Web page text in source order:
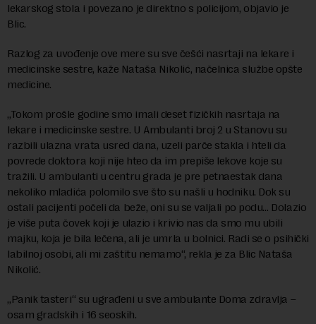
lekarskog stola i povezano je direktno s policijom, objavio je
Blic.
Razlog za uvođenje ove mere su sve češći nasrtaji na lekare i
medicinske sestre, kaže Nataša Nikolić, načelnica službe opšte
medicine.
„Tokom prošle godine smo imali deset fizičkih nasrtaja na
lekare i medicinske sestre. U Ambulanti broj 2 u Stanovu su
razbili ulazna vrata usred dana, uzeli parče stakla i hteli da
povrede doktora koji nije hteo da im prepiše lekove koje su
tražili. U ambulanti u centru grada je pre petnaestak dana
nekoliko mladića polomilo sve što su našli u hodniku. Dok su
ostali pacijenti počeli da beže, oni su se valjali po podu… Dolazio
je više puta čovek koji je ulazio i krivio nas da smo mu ubili
majku, koja je bila lečena, ali je umrla u bolnici. Radi se o psihički
labilnoj osobi, ali mi zaštitu nemamo“, rekla je za Blic Nataša
Nikolić.
„Panik tasteri“ su ugrađeni u sve ambulante Doma zdravlja –
osam gradskih i 16 seoskih.